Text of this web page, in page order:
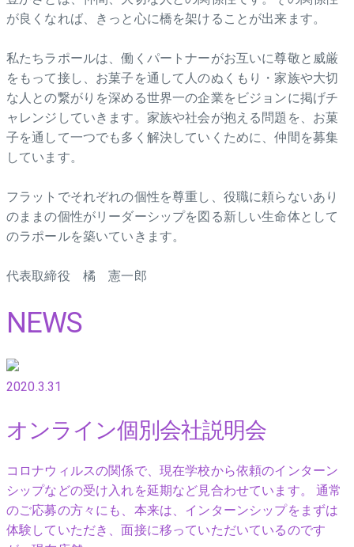
が良くなれば、きっと心に橋を架けることが出来ます。
私たちラポールは、働くパートナーがお互いに尊敬と威厳
をもって接し、お菓子を通して人のぬくもり・家族や大切
な人との繋がりを深める世界一の企業をビジョンに掲げチ
ャレンジしていきます。家族や社会が抱える問題を、お菓
子を通して一つでも多く解決していくために、仲間を募集
しています。
フラットでそれぞれの個性を尊重し、役職に頼らないあり
のままの個性がリーダーシップを図る新しい生命体として
のラポールを築いていきます。
代表取締役 橘 憲一郎
NEWS
2020.3.31
オンライン個別会社説明会
コロナウィルスの関係で、現在学校から依頼のインターン
シップなどの受け入れを延期など見合わせています。 通常
のご応募の方々にも、本来は、インターンシップをまずは
体験していただき、面接に移っていただいているのです